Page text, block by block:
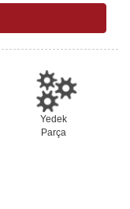
Yedek
Parça